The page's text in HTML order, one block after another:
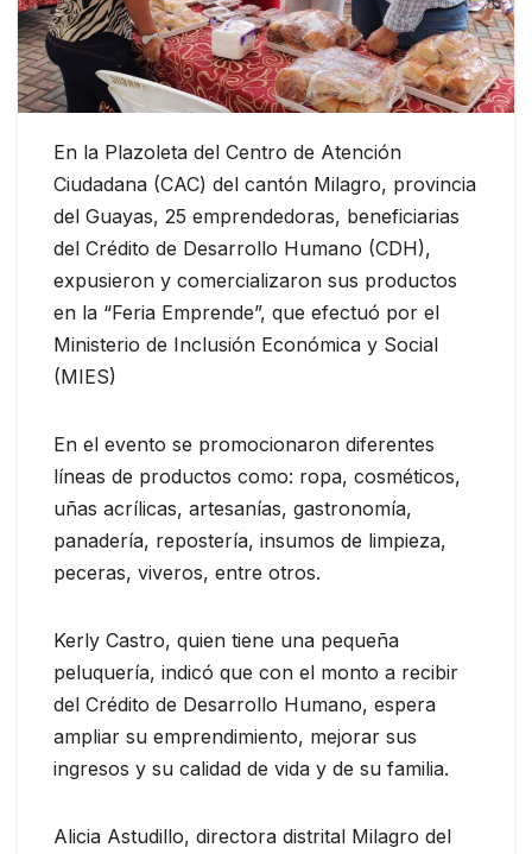
En la Plazoleta del Centro de Atención
Ciudadana (CAC) del cantón Milagro, provincia
del Guayas, 25 emprendedoras, beneficiarias
del Crédito de Desarrollo Humano (CDH),
expusieron y comercializaron sus productos
en la “Feria Emprende”, que efectuó por el
Ministerio de Inclusión Económica y Social
(MIES)
En el evento se promocionaron diferentes
líneas de productos como: ropa, cosméticos,
uñas acrílicas, artesanías, gastronomía,
panadería, repostería, insumos de limpieza,
peceras, viveros, entre otros.
Kerly Castro, quien tiene una pequeña
peluquería, indicó que con el monto a recibir
del Crédito de Desarrollo Humano, espera
ampliar su emprendimiento, mejorar sus
ingresos y su calidad de vida y de su familia.
Alicia Astudillo, directora distrital Milagro del